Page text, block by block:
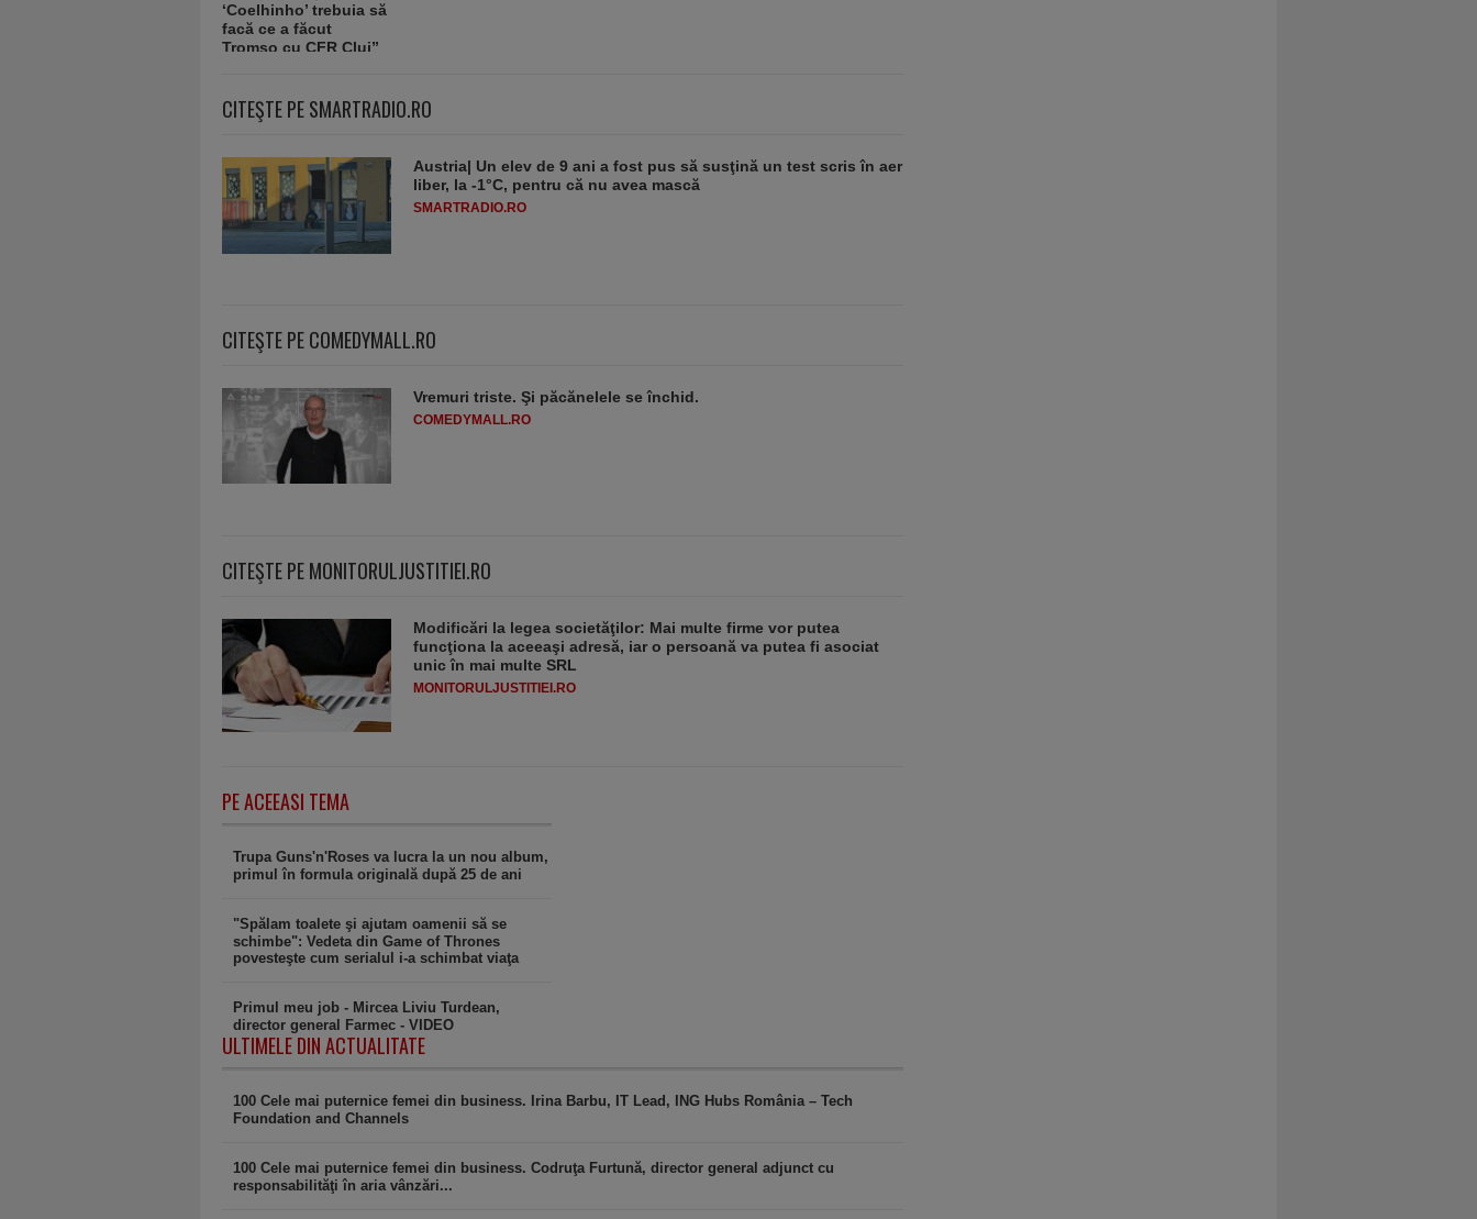
CITEŞTE PE SMARTRADIO.RO
Austria| Un elev de 9 ani a fost pus să susţină un test scris în aer
liber, la -1°C, pentru că nu avea mască
SMARTRADIO.RO
CITEŞTE PE COMEDYMALL.RO
Vremuri triste. Şi păcănelele se închid.
COMEDYMALL.RO
CITEŞTE PE MONITORULJUSTITIEI.RO
Modificări la legea societăţilor: Mai multe firme vor putea
funcţiona la aceeaşi adresă, iar o persoană va putea fi asociat
unic în mai multe SRL
MONITORULJUSTITIEI.RO
PE ACEEASI TEMA
Trupa Guns'n'Roses va lucra la un nou album,
primul în formula originală după 25 de ani
"Spălam toalete şi ajutam oamenii să se
schimbe": Vedeta din Game of Thrones
povesteşte cum serialul i-a schimbat viaţa
Primul meu job - Mircea Liviu Turdean,
director general Farmec - VIDEO
ULTIMELE DIN ACTUALITATE
100 Cele mai puternice femei din business. Irina Barbu, IT Lead, ING Hubs România – Tech
Foundation and Channels
100 Cele mai puternice femei din business. Codruţa Furtună, director general adjunct cu
responsabilităţi în aria vânzări...